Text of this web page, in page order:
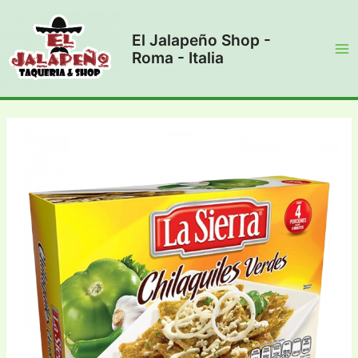
contenuto
El Jalapeño Shop -
Roma - Italia